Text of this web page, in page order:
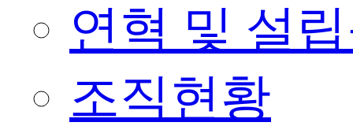
연혁 및 설
조직현황